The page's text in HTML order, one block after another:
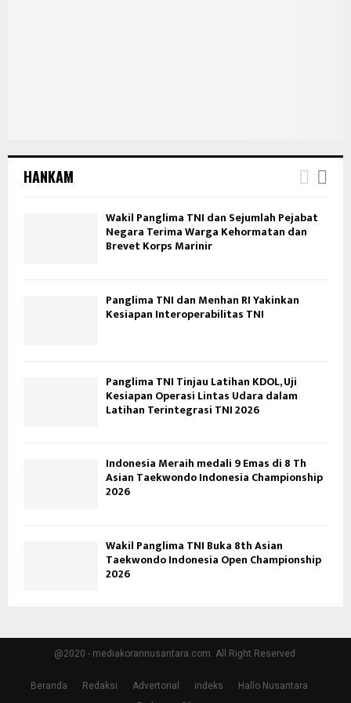
HANKAM
Wakil Panglima TNI dan Sejumlah Pejabat
Negara Terima Warga Kehormatan dan
Brevet Korps Marinir
Panglima TNI dan Menhan RI Yakinkan
Kesiapan Interoperabilitas TNI
Panglima TNI Tinjau Latihan KDOL, Uji
Kesiapan Operasi Lintas Udara dalam
Latihan Terintegrasi TNI 2026
Indonesia Meraih medali 9 Emas di 8 Th
Asian Taekwondo Indonesia Championship
2026
Wakil Panglima TNI Buka 8th Asian
Taekwondo Indonesia Open Championship
2026
@2020 - mediakorannusantara.com. All Right Reserved.
Beranda Redaksi Advertorial indeks
Hallo Nusantara